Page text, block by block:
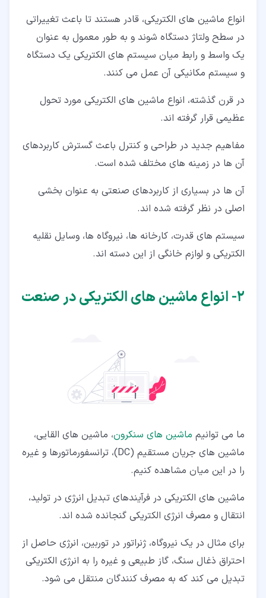
انواع ماشین های الکتریکی، قادر هستند تا باعث تغییراتی
در سطح ولتاژ دستگاه شوند و به طور معمول به عنوان
یک واسط و رابط میان سیستم های الکتریکی یک دستگاه
و سیستم مکانیکی آن عمل می کنند.
در قرن گذشته، انواع ماشین های الکتریکی مورد تحول
عظیمی قرار گرفته اند.
مفاهیم جدید در طراحی و کنترل باعث گسترش کاربردهای
آن ها در زمینه های مختلف شده است.
آن ها در بسیاری از کاربردهای صنعتی به عنوان بخشی
اصلی در نظر گرفته شده اند.
سیستم های قدرت، کارخانه ها، نیروگاه ها، وسایل نقلیه
الکتریکی و لوازم خانگی از این دسته اند.
۲‏- انواع ماشین های الکتریکی در صنعت
ما می توانیم ماشین های سنکرون، ماشین های القایی،
ماشین های جریان مستقیم (DC)، ترانسفورماتورها و غیره
را در این میان مشاهده کنیم.
ماشین های الکتریکی در فرآیندهای تبدیل انرژی در تولید،
انتقال و مصرف انرژی الکتریکی گنجانده شده اند.
برای مثال در یک نیروگاه، ژنراتور در توربین، انرژی حاصل از
احتراق ذغال سنگ، گاز طبیعی و غیره را به انرژی الکتریکی
تبدیل می کند که به مصرف کنندگان منتقل می شود.